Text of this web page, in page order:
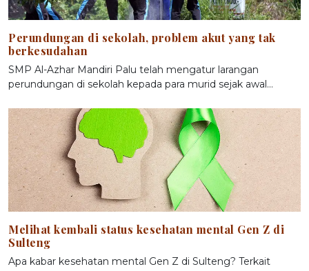
Perundungan di sekolah, problem akut yang tak
berkesudahan
SMP Al-Azhar Mandiri Palu telah mengatur larangan
perundungan di sekolah kepada para murid sejak awal…
Melihat kembali status kesehatan mental Gen Z di
Sulteng
Apa kabar kesehatan mental Gen Z di Sulteng? Terkait